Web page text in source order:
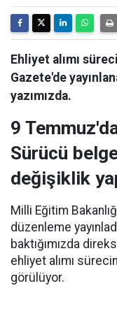
Ehliyet alımı
Gazete'de
yazımızda.
9
Sürücü
değişiklik
Milli Eğitim
düzenleme
baktığımızda
ehliyet alımı
görülüyor.